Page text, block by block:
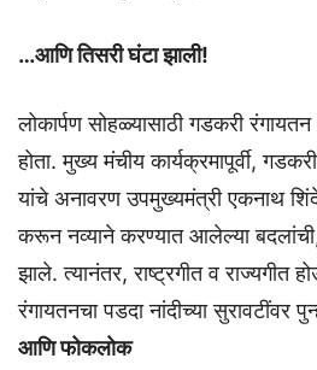
…आणि तिसरी घंटा झाली!
लोकार्पण सोहळ्यासाठी गडकरी
होता. मुख्य मंचीय कार्यक्रमापूर्वी,
यांचे अनावरण उपमुख्यमंत्री एकनाथ
करून नव्याने करण्यात आलेल्या बदलांची,
झाले. त्यानंतर, राष्ट्रगीत व
रंगायतनचा पडदा नांदीच्या
आणि फोकलोक